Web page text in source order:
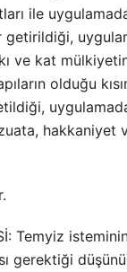
ile
ve kat
olduğu
Temyiz
gerektiği